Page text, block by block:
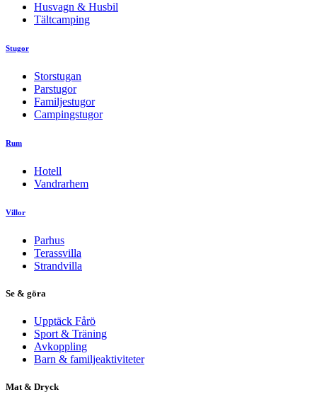
Husvagn & Husbil
Tältcamping
Stugor
Storstugan
Parstugor
Familjestugor
Campingstugor
Rum
Hotell
Vandrarhem
Villor
Parhus
Terassvilla
Strandvilla
Se & göra
Upptäck Fårö
Sport & Träning
Avkoppling
Barn & familjeaktiviteter
Mat & Dryck